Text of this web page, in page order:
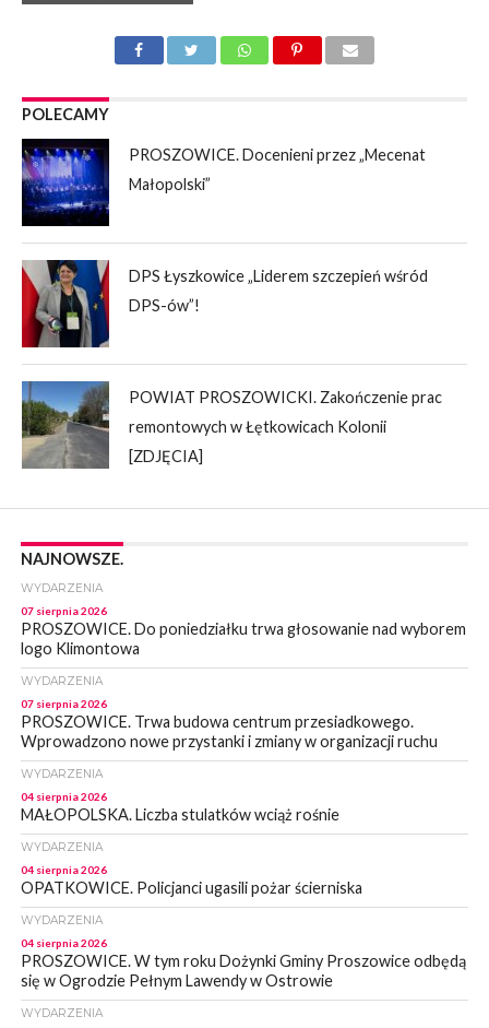
POLECAMY
PROSZOWICE. Docenieni przez „Mecenat
Małopolski”
DPS Łyszkowice „Liderem szczepień wśród
DPS-ów”!
POWIAT PROSZOWICKI. Zakończenie prac
remontowych w Łętkowicach Kolonii
[ZDJĘCIA]
NAJNOWSZE.
WYDARZENIA
07 sierpnia 2026
PROSZOWICE. Do poniedziałku trwa głosowanie nad wyborem
logo Klimontowa
WYDARZENIA
07 sierpnia 2026
PROSZOWICE. Trwa budowa centrum przesiadkowego.
Wprowadzono nowe przystanki i zmiany w organizacji ruchu
WYDARZENIA
04 sierpnia 2026
MAŁOPOLSKA. Liczba stulatków wciąż rośnie
WYDARZENIA
04 sierpnia 2026
OPATKOWICE. Policjanci ugasili pożar ścierniska
WYDARZENIA
04 sierpnia 2026
PROSZOWICE. W tym roku Dożynki Gminy Proszowice odbędą
się w Ogrodzie Pełnym Lawendy w Ostrowie
WYDARZENIA